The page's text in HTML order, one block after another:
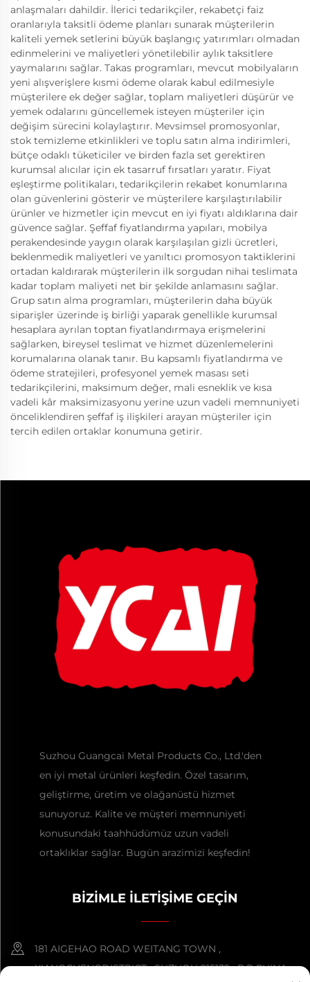
anlaşmaları dahildir. İlerici tedarikçiler, rekabetçi faiz
oranlarıyla taksitli ödeme planları sunarak müşterilerin
kaliteli yemek setlerini büyük başlangıç yatırımları olmadan
edinmelerini ve maliyetleri yönetilebilir aylık taksitlere
yaymalarını sağlar. Takas programları, mevcut mobilyaların
yeni alışverişlere kısmi ödeme olarak kabul edilmesiyle
müşterilere ek değer sağlar, toplam maliyetleri düşürür ve
yemek odalarını güncellemek isteyen müşteriler için
değişim sürecini kolaylaştırır. Mevsimsel promosyonlar,
stok temizleme etkinlikleri ve toplu satın alma indirimleri,
bütçe odaklı tüketiciler ve birden fazla set gerektiren
kurumsal alıcılar için ek tasarruf fırsatları yaratır. Fiyat
eşleştirme politikaları, tedarikçilerin rekabet konumlarına
olan güvenlerini gösterir ve müşterilere karşılaştırılabilir
ürünler ve hizmetler için mevcut en iyi fiyatı aldıklarına dair
güvence sağlar. Şeffaf fiyatlandırma yapıları, mobilya
perakendesinde yaygın olarak karşılaşılan gizli ücretleri,
beklenmedik maliyetleri ve yanıltıcı promosyon taktiklerini
ortadan kaldırarak müşterilerin ilk sorgudan nihai teslimata
kadar toplam maliyeti net bir şekilde anlamasını sağlar.
Grup satın alma programları, müşterilerin daha büyük
siparişler üzerinde iş birliği yaparak genellikle kurumsal
hesaplara ayrılan toptan fiyatlandırmaya erişmelerini
sağlarken, bireysel teslimat ve hizmet düzenlemelerini
korumalarına olanak tanır. Bu kapsamlı fiyatlandırma ve
ödeme stratejileri, profesyonel yemek masası seti
tedarikçilerini, maksimum değer, mali esneklik ve kısa
vadeli kâr maksimizasyonu yerine uzun vadeli memnuniyeti
önceliklendiren şeffaf iş ilişkileri arayan müşteriler için
tercih edilen ortaklar konumuna getirir.
Suzhou Guangcai Metal Products Co., Ltd.'den
en iyi metal ürünleri keşfedin. Özel tasarım,
geliştirme, üretim ve olağanüstü hizmet
sunuyoruz. Kalite ve müşteri memnuniyeti
konusundaki taahhüdümüz uzun vadeli
ortaklıklar sağlar. Bugün arazimizi keşfedin!
BİZİMLE İLETİŞİME GEÇİN
181 AIGEHAO ROAD WEITANG TOWN ,
XIANGCHENGDISTRICT , SUZHOU 215132 , P.R.CHINA